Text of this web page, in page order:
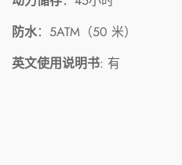
防水：5ATM（50 米）
英文使用说明书: 有